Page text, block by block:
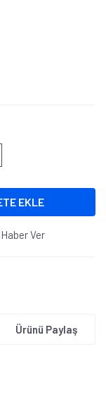
EKLE
Ver
Ürünü Paylaş